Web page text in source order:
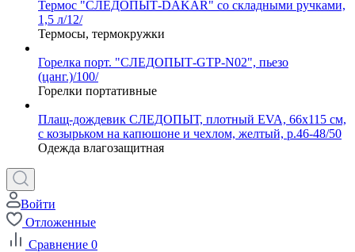
Термос "СЛЕДОПЫТ-DAKAR" со складными ручками,
1,5 л/12/
Термосы, термокружки
Горелка порт. "СЛЕДОПЫТ-GTP-N02", пьезо
(цанг.)/100/
Горелки портативные
Плащ-дождевик СЛЕДОПЫТ, плотный EVA, 66х115 см,
с козырьком на капюшоне и чехлом, желтый, р.46-48/50
Одежда влагозащитная
Войти
Отложенные
Сравнение 0